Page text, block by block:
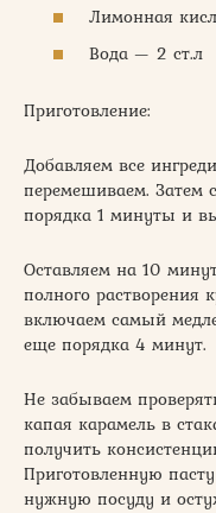
Лимонная
Вода — 2 ст.л
Приготовление:
Добавляем все
перемешиваем. Затем
порядка 1 минуты и
Оставляем на 10
полного растворения
включаем самый
еще порядка 4 минут.
Не забываем
капая карамель в
получить
Приготовленную
нужную посуду и